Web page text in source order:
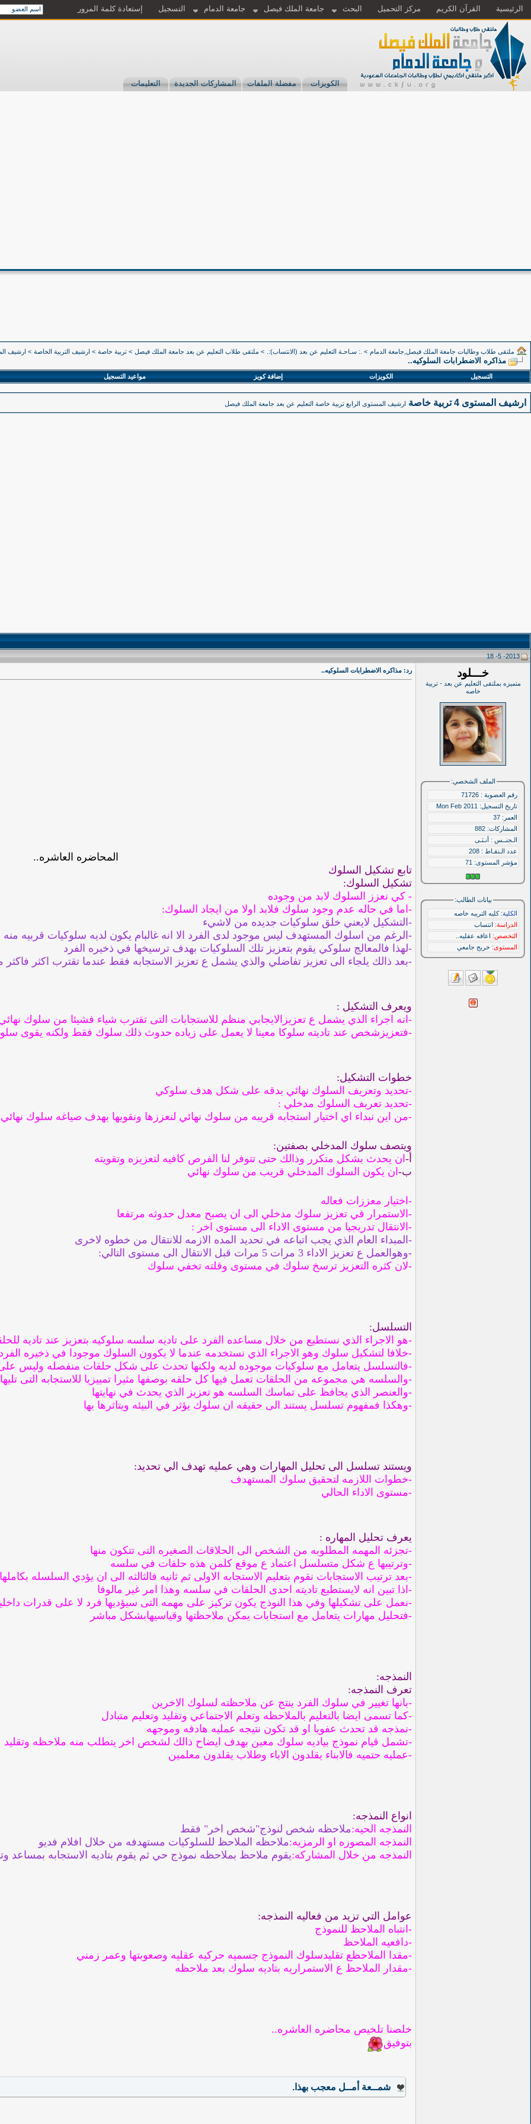
الرئيسية القرآن الكريم مركز التحميل البحث جامعة الملك فيصل جامعة الدمام التسجيل إستعادة كلمة المرور
الكويزات مفضلة الملفات المشاركات الجديدة التعليمات
ملتقى طلاب وطالبات جامعة الملك فيصل,جامعة الدمام > .: سـاحـة التعليم عن بعد (الانتساب):. > ملتقى طلاب التعليم عن بعد جامعة الملك فيصل > تربية خاصة > ارشيف التربية الخاصة > ارشيف المستوى
مذاكره الاضطرابات السلوكيه..
التسجيل الكويزات إضافة كويز مواعيد التسجيل
ارشيف المستوى 4 تربية خاصة ارشيف المستوى الرابع تربية خاصة التعليم عن بعد جامعة الملك فيصل
2013- 5- 18
خـــلود
متميزه بملتقى التعليم عن بعد - تربية
خاصه
الملف الشخصي:
رقم العضوية : 71726
تاريخ التسجيل: Mon Feb 2011
العمر: 37
المشاركات: 882
الـجنــس : أنـثـى
عدد الـنقـاط : 208
مؤشر المستوى: 71
بيانات الطالب:
الكلية: كليه التريبه خاصه
الدراسة: انتساب
التخصص: اعاقه عقليه..
المستوى: خريج جامعي
رد: مذاكره الاضطرابات السلوكيه..
المحاضره العاشره..
تابع تشكيل السلوك
تشكيل السلوك:
- كي نعزز السلوك لابد من وجوده
-اما في حاله عدم وجود سلوك فلابد اولا من ايجاد السلوك:
-التشكيل لايعني خلق سلوكيات جديده من لاشيء
-الرغم من اسلوك المستهدف ليس موجود لدى الفرد الا انه غالبام يكون لديه سلوكيات قربيه منه
-لهذا فالمعالج سلوكي يقوم بتعزيز تلك السلوكيات بهدف ترسيخها في ذخيره الفرد
-بعد ذالك يلجاء الى تعزيز تفاضلي والذي يشمل ع تعزيز الاستجابه فقط عندما تقترب اكثر
ويعرف التشكيل :
-انه اجراء الذي يشمل ع تعزيزالايجابي منظم للاستجابات التى تقترب شياء فشيئا من سلوك
-فتعزيزشخص عند تاديته سلوكا معينا لا يعمل على زياده حدوث ذلك سلوك فقط ولكنه يقوى
خطوات التشكيل:
-تحديد وتعريف السلوك نهائي بدقه على شكل هدف سلوكي
-تحديد تعريف السلوك مدخلي :
-من اين نبداء اي اختيار استجابه قريبه من سلوك نهائي لنعززها ونقويها بهدف صياغه سلوك نهائي
ويتصف سلوك المدخلي بصفتين:
أ- ان يحدث بشكل متكرر وذالك حتى تتوفر لنا الفرص كافيه لتعزيزه وتقويته
ب- ان يكون السلوك المدخلي قريب من سلوك نهائي
-اختيار معززات فعاله
-الاستمرار في تعزيز سلوك مدخلي الى ان يصبح معدل حدوثه مرتفعا
-الانتقال تدريجيا من مستوى الاداء الى مستوى اخر :
-المبداء العام الذي يجب اتباعه في تحديد المده الازمه للانتقال من خطوه لاخرى
-وهوالعمل ع تعزيز الاداء 3 مرات 5 مرات قبل الانتقال الى مستوى التالي:
-لان كثره التعزيز ترسخ سلوك في مستوى وقلته تخفي سلوك
التسلسل:
-هو الاجراء الذي نستطيع من خلال مساعده الفرد على تاديه سلسه سلوكيه بتعزيز عند تاديه
-خلافا لتشكيل سلوك وهو الاجراء الذي نستخدمه عندما لا يكوون السلوك موجودا في ذخيره
-فالتسلسل يتعامل مع سلوكيات موجوده لديه ولكنها تحدث على شكل حلقات منفصله وليس
-والسلسه هي مجموعه من الحلقات تعمل فيها كل حلقه بوصفها مثيرا تمييزيا للاستجابه التى
-والعنصر الذي يحافظ على تماسك السلسه هو تعزيز الذي يحدث في نهايتها
-وهكذا فمفهوم تسلسل يستند الى حقيقه ان سلوك يؤثر في البيئه ويتاثرها بها
ويستند تسلسل الى تحليل المهارات وهي عمليه تهدف الي تحديد:
-خطوات اللازمه لتحقيق سلوك المستهدف
-مستوى الاداء الحالي
يعرف تحليل المهاره :
-تجزئه المهمه المطلوبه من الشخص الى الحلاقات الصغيره التى تتكون منها
-وترتيبها ع شكل متسلسل اعتماد ع موقع كلمن هذه حلقات في سلسه
-بعد ترتيب الاستجابات نقوم بتعليم الاستجابه الاولى ثم ثانيه فالثالثه الى ان يؤدي السلسله بكاملها
-اذا تبين انه لايستطيع تاديته احدى الحلقات في سلسه وهذا امر غير مالوفا
-نعمل على تشكيلها وفي هذا النوذج يكون تركيز على مهمه التى سيؤديها فرد لا على قدرات
-فتحليل مهارات يتعامل مع استجابات يمكن ملاحظتها وقياسيهابشكل مباشر
النمذجه:
تعرف النمذجه:
-بانها تغيير في سلوك الفرد ينتج عن ملاحظته لسلوك الاخرين
-كما تسمى ايضا بالتعليم بالملاحظه وتعلم الاجتماعي وتقليد وتعليم متبادل
-نمذجه قد تحدث عفويا او قد تكون نتيجه عمليه هادفه وموجهه
-تشمل قيام نموذج بياديه سلوك معين بهدف ايضاح ذالك لشخص اخر يتطلب منه ملاحظه وتقليد
-عمليه حتميه فالابناء يقلدون الاباء وطلاب يقلدون معلمين
انواع النمذجه:
النمذجه الحيه:ملاحظه شخص لنوذج"شخص اخر" فقط
النمذجه المصوره او الرمزيه:ملاحظه الملاحظ للسلوكيات مستهدفه من خلال افلام فديو
النمذجه من خلال المشاركه:يقوم ملاحظ بملاحظه نموذج حي ثم يقوم بتاديه الاستجابه بمساعد
عوامل التي تزيد من فعاليه النمذجه:
-انتباه الملاحظ للنموذج
-دافعيه الملاحظ
-مقدا الملاحظع تقليدسلوك النموذج جسميه حركيه عقليه وصعوبتها وعمر زمني
-مقدار الملاحظ ع الاستمراريه بتاديه سلوك بعد ملاحظه
خلصنا تلخيص محاضره العاشره..
بتوفيق
شمــعة أمــل معجب بهذا.